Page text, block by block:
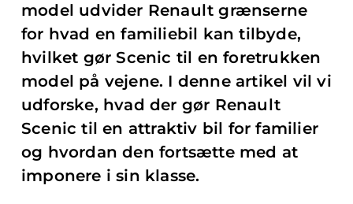
model udvider Renault grænserne
for hvad en familiebil kan tilbyde,
hvilket gør Scenic til en foretrukken
model på vejene. I denne artikel vil vi
udforske, hvad der gør Renault
Scenic til en attraktiv bil for familier
og hvordan den fortsætte med at
imponere i sin klasse.